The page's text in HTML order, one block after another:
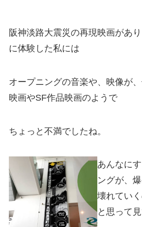
阪神淡路大震災の再現映画があ
に体験した私には
オープニングの音楽や、映像が
映画やSF作品映画のようで
ちょっと不満でしたね。
あんなに
ングが、
壊れてい
と思って見